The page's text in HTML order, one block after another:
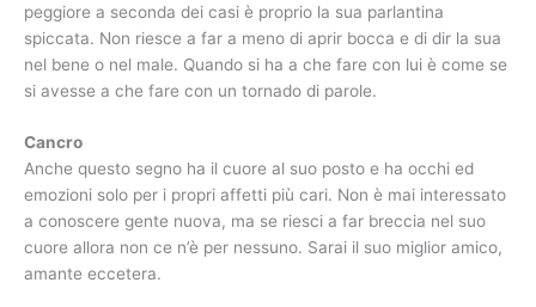
peggiore a seconda dei casi è proprio la sua parlantina
spiccata. Non riesce a far a meno di aprir bocca e di dir la sua
nel bene o nel male. Quando si ha a che fare con lui è come se
si avesse a che fare con un tornado di parole.
Cancro
Anche questo segno ha il cuore al suo posto e ha occhi ed
emozioni solo per i propri affetti più cari. Non è mai interessato
a conoscere gente nuova, ma se riesci a far breccia nel suo
cuore allora non ce n’è per nessuno. Sarai il suo miglior amico,
amante eccetera.